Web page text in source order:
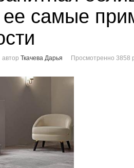
ее самые
автор Ткачева Дарья Просмотренно 3858